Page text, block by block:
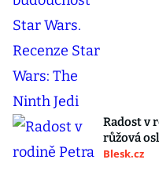
Radost v
růžová
Blesk.cz